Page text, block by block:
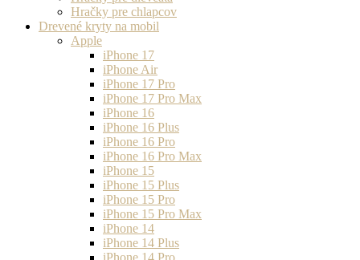
Hračky pre chlapcov
Drevené kryty na mobil
Apple
iPhone 17
iPhone Air
iPhone 17 Pro
iPhone 17 Pro Max
iPhone 16
iPhone 16 Plus
iPhone 16 Pro
iPhone 16 Pro Max
iPhone 15
iPhone 15 Plus
iPhone 15 Pro
iPhone 15 Pro Max
iPhone 14
iPhone 14 Plus
iPhone 14 Pro